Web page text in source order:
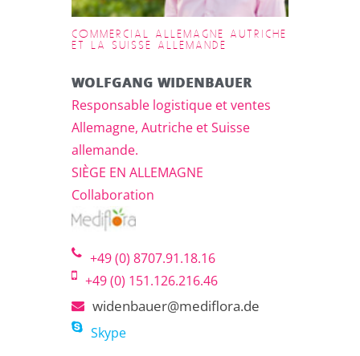
COMMERCIAL ALLEMAGNE AUTRICHE
ET LA SUISSE ALLEMANDE
WOLFGANG WIDENBAUER
Responsable logistique et ventes
Allemagne, Autriche et Suisse
allemande.
SIÈGE EN ALLEMAGNE
Collaboration
+49 (0) 8707.91.18.16
+49 (0) 151.126.216.46
widenbauer@mediflora.de
Skype